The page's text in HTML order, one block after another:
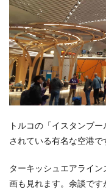
4.1
世界
遺産
「メ
テオ
ラ」
と
は？
トルコの「イスタンブ
されている有名な空港で
ターキッシュエアライ
画も見れます。余談で